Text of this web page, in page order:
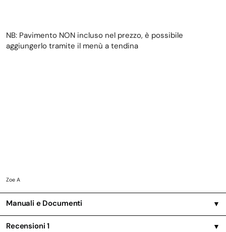
NB: Pavimento NON incluso nel prezzo, è possibile
aggiungerlo tramite il menù a tendina
Zoe A
Manuali e Documenti ▼
Recensioni1 ▼